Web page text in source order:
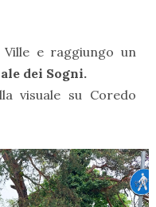
e raggiungo un
dei Sogni.
visuale su Coredo